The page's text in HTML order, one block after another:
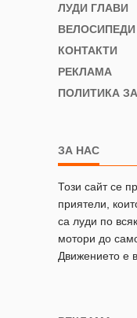
ЛУДИ ГЛАВИ
ВЕЛОСИПЕДИ
КОНТАКТИ
РЕКЛАМА
ПОЛИТИКА
ЗА НАС
Този сайт се
приятели,
са луди по
мотори до
Движението е